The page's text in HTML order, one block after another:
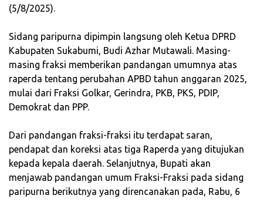
(5/8/2025).
‎Sidang paripurna dipimpin langsung oleh Ketua DPRD
Kabupaten Sukabumi, Budi Azhar Mutawali. Masing-
masing fraksi memberikan pandangan umumnya atas
raperda tentang perubahan APBD tahun anggaran 2025,
mulai dari Fraksi Golkar, Gerindra, PKB, PKS, PDIP,
Demokrat dan PPP.
‎Dari pandangan fraksi-fraksi itu terdapat saran,
pendapat dan koreksi atas tiga Raperda yang ditujukan
kepada kepala daerah. Selanjutnya, Bupati akan
menjawab pandangan umum Fraksi-Fraksi pada sidang
paripurna berikutnya yang direncanakan pada, Rabu, 6